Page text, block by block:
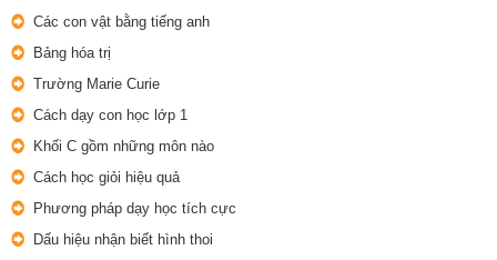
Các con vật bằng tiếng anh
Bảng hóa trị
Trường Marie Curie
Cách dạy con học lớp 1
Khối C gồm những môn nào
Cách học giỏi hiệu quả
Phương pháp dạy học tích cực
Dấu hiệu nhận biết hình thoi